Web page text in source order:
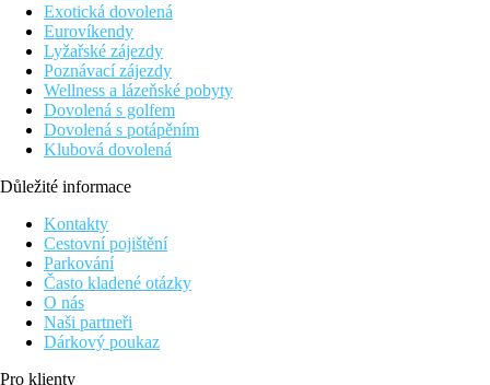
Exotická dovolená
Eurovíkendy
Lyžařské zájezdy
Poznávací zájezdy
Wellness a lázeňské pobyty
Dovolená s golfem
Dovolená s potápěním
Klubová dovolená
Důležité informace
Kontakty
Cestovní pojištění
Parkování
Často kladené otázky
O nás
Naši partneři
Dárkový poukaz
Pro klienty